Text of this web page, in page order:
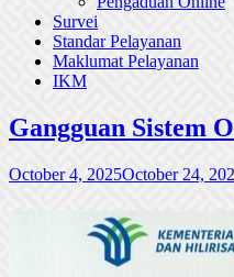
Survei
Standar Pelayanan
Maklumat Pelayanan
IKM
Gangguan Sistem
October 4, 2025October 24,